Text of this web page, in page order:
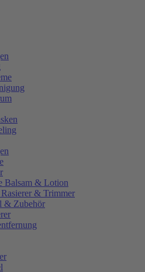
Balsam & Lotion
& Trimmer
& Zubehör